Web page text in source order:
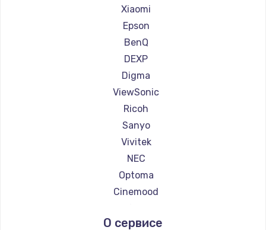
Ремонт проекторов Hiper
Ремонт проекторов HITACHI
Ремонт проекторов Panasonic
Ремонт проекторов Hisense
Xiaomi
Epson
BenQ
DEXP
Digma
ViewSonic
Ricoh
Sanyo
Vivitek
NEC
Optoma
Cinemood
Barco
О сервисе